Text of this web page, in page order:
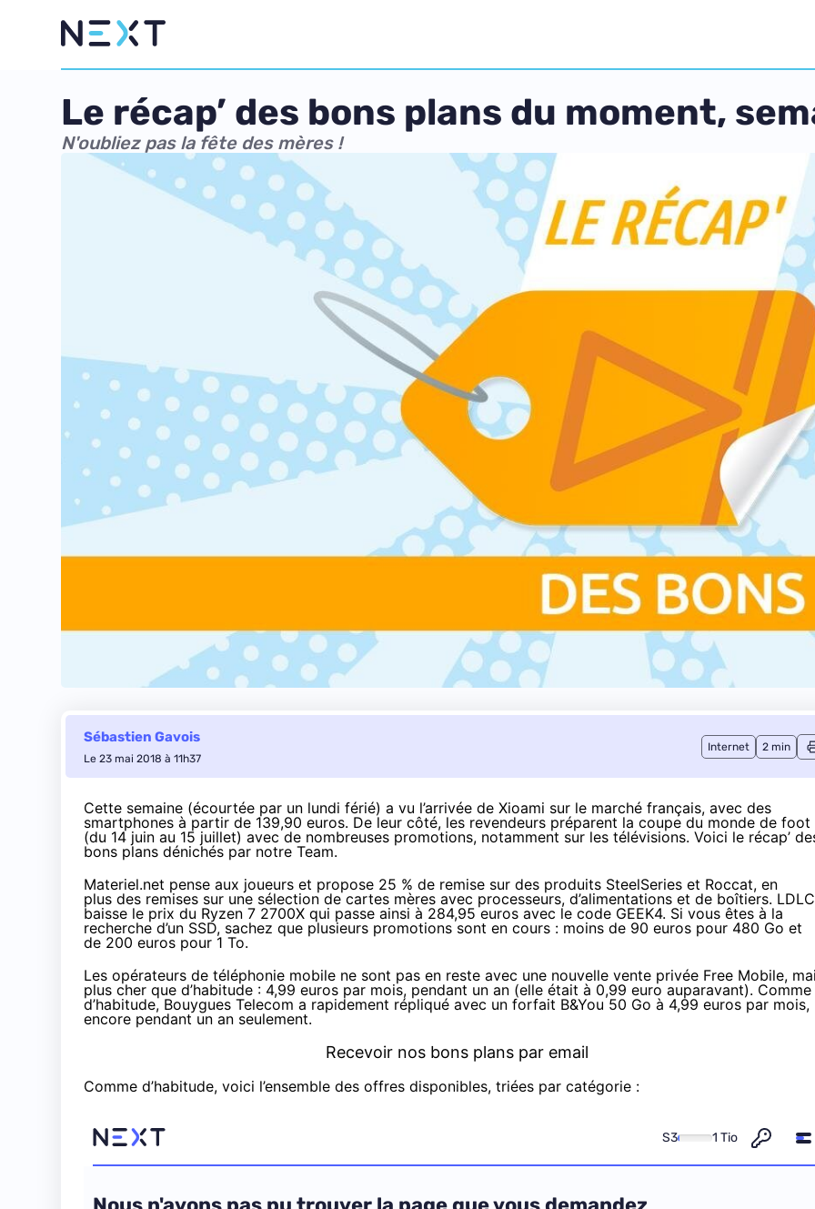
Le récap’ des bons plans du moment,
N'oubliez pas la fête des mères !
Sébastien Gavois
Le 23 mai 2018 à 11h37
Internet 2 min
Cette semaine (écourtée par un lundi férié) a vu l’arrivée de Xioami sur le marché français, avec des
smartphones à partir de 139,90 euros. De leur côté, les revendeurs préparent la coupe du monde de foot
(du 14 juin au 15 juillet) avec de nombreuses promotions, notamment sur les télévisions. Voici le récap’
bons plans dénichés par notre Team.
Materiel.net pense aux joueurs et propose 25 % de remise sur des produits SteelSeries et Roccat, en
plus des remises sur une sélection de cartes mères avec processeurs, d’alimentations et de boîtiers. LDLC
baisse le prix du Ryzen 7 2700X qui passe ainsi à 284,95 euros avec le code GEEK4. Si vous êtes à la
recherche d’un SSD, sachez que plusieurs promotions sont en cours : moins de 90 euros pour 480 Go et
de 200 euros pour 1 To.
Les opérateurs de téléphonie mobile ne sont pas en reste avec une nouvelle vente privée Free Mobile,
plus cher que d’habitude : 4,99 euros par mois, pendant un an (elle était à 0,99 euro auparavant). Comme
d’habitude, Bouygues Telecom a rapidement répliqué avec un forfait B&You 50 Go à 4,99 euros par mois,
encore pendant un an seulement.
Recevoir nos bons plans par email
Comme d’habitude, voici l’ensemble des offres disponibles, triées par catégorie :